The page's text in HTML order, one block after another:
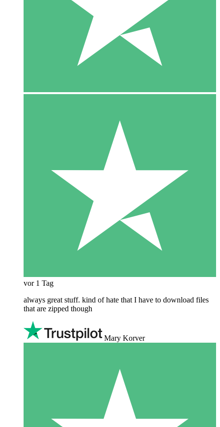
vor 1 Tag
always great stuff. kind of hate that I have to download files
that are zipped though
Mary Korver